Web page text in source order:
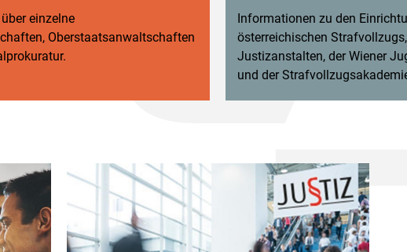
einzelne
Oberstaatsanwaltschaften
Informationen zu den
österreichischen
Justizanstalten, der Wiener
und der